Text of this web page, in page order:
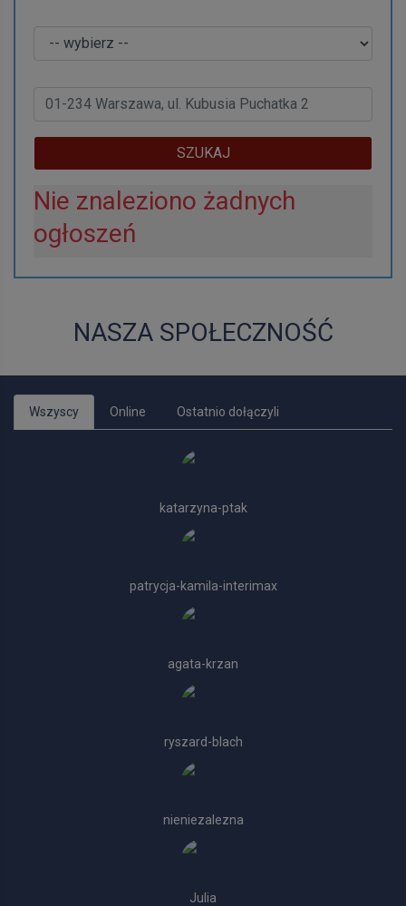
SZUKAJ
Nie znaleziono żadnych
ogłoszeń
NASZA SPOŁECZNOŚĆ
Wszyscy Online Ostatnio dołączyli
katarzyna-ptak
patrycja-kamila-interimax
agata-krzan
ryszard-blach
nieniezalezna
Julia